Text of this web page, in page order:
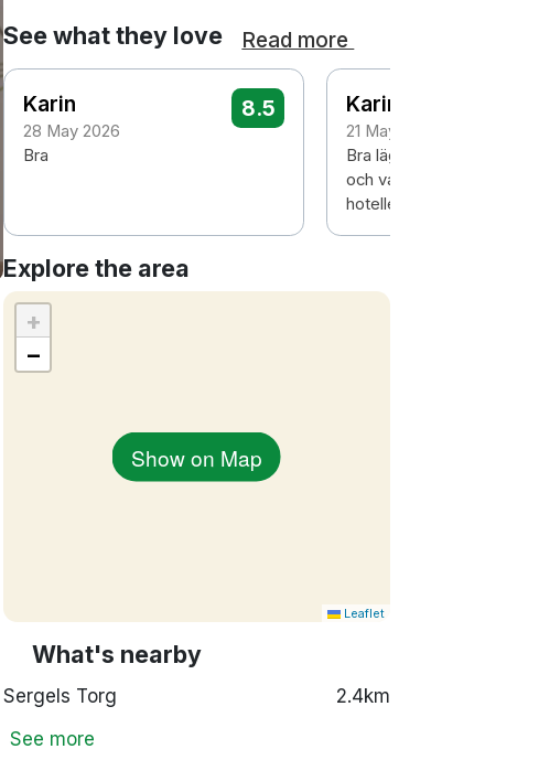
See what they love Read more
Karin
28 May 2026
8.5
Bra
Karin
21 May 2026
Bra läge, fint område
och vattnet bara ett
hotellet.
Explore the area
Show on Map
+
−
Leaflet
What's nearby
Sergels Torg
2.4km
See more